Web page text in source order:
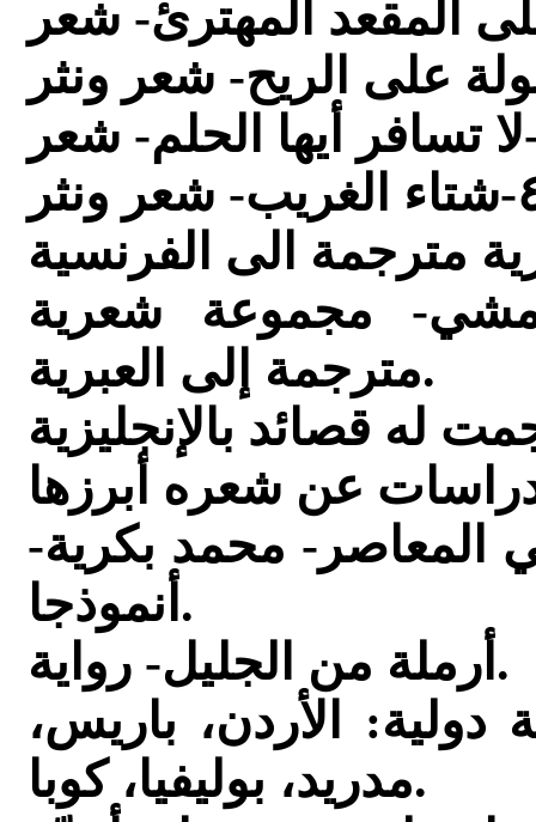
مجموعة شعرية
مترجمة إلى العبرية.
-الشعر المحلي في الأدب العربي المعاصر- محمد بكرية
أنموذجا.
أرملة من الجليل- رواية.
الأردن، باريس،
مدريد، بوليفيا، كوبا.